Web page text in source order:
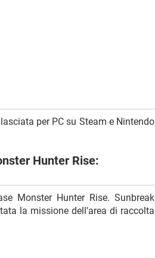
per PC su Steam e Nintendo
Hunter Rise:
Monster Hunter Rise. Sunbreak
la missione dell'area di raccolta